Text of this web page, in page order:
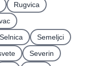
Rugvica
Selnica
Semeljci
Severin